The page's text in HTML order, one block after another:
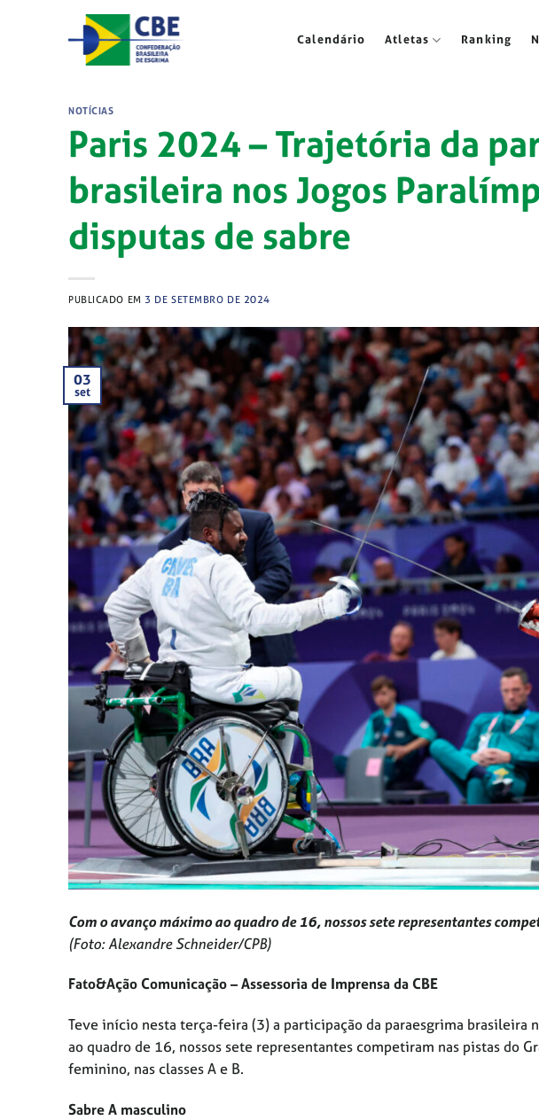
Calendário Atletas Ranking
NOTÍCIAS
Paris 2024 – Trajetória da
brasileira nos Jogos
disputas de sabre
PUBLICADO EM3 DE SETEMBRO DE 2024
03
set
Com o avanço máximo ao quadro de 16, nossos sete representantes
(Foto: Alexandre Schneider/CPB)
Fato&Ação Comunicação – Assessoria de Imprensa da CBE
Teve início nesta terça-feira (3) a participação da paraesgrima brasileira
ao quadro de 16, nossos sete representantes competiram nas pistas do
feminino, nas classes A e B.
Sabre A masculino